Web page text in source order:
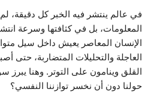
في عالم ينتشر فيه الخبر كل دقيقة،
المعلومات، بل في كثافتها وسرعة
الإنسان المعاصر يعيش داخل سيل
العاجلة والتحليلات المتضاربة، حتى
القلق وينامون على التوتر. وهنا
حولنا دون أن نخسر توازننا النفسي؟